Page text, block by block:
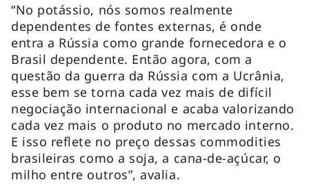
“No potássio, nós somos realmente
dependentes de fontes externas, é onde
entra a Rússia como grande fornecedora e o
Brasil dependente. Então agora, com a
questão da guerra da Rússia com a Ucrânia,
esse bem se torna cada vez mais de difícil
negociação internacional e acaba valorizando
cada vez mais o produto no mercado interno.
E isso reflete no preço dessas commodities
brasileiras como a soja, a cana-de-açúcar, o
milho entre outros”, avalia.